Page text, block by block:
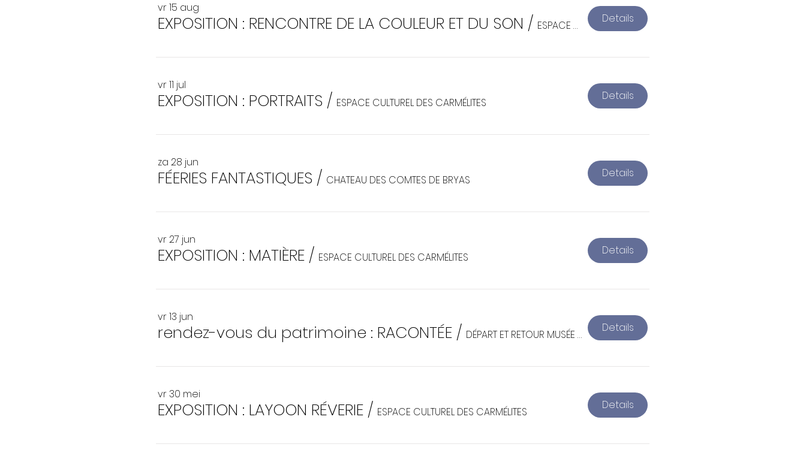
vr 15 aug
EXPOSITION : RENCONTRE DE LA COULEUR ET DU SON / ESPACE CULTUREL DES CARMÉLITES
Details
vr 11 jul
EXPOSITION : PORTRAITS / ESPACE CULTUREL DES CARMÉLITES
Details
za 28 jun
FÉERIES FANTASTIQUES / CHATEAU DES COMTES DE BRYAS
Details
vr 27 jun
EXPOSITION : MATIÈRE / ESPACE CULTUREL DES CARMÉLITES
Details
vr 13 jun
rendez-vous du patrimoine : RACONTÉE / DÉPART ET RETOUR MUSÉE DE L'ARDOISE
Details
vr 30 mei
EXPOSITION : LAYOON RÉVERIE / ESPACE CULTUREL DES CARMÉLITES
Details